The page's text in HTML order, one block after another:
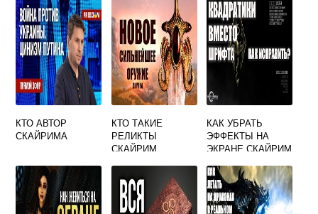
КТО АВТОР
СКАЙРИМА
КТО ТАКИЕ
РЕЛИКТЫ
СКАЙРИМ
КАК УБРАТЬ
ЭФФЕКТЫ НА
ЭКРАНЕ СКАЙРИМ